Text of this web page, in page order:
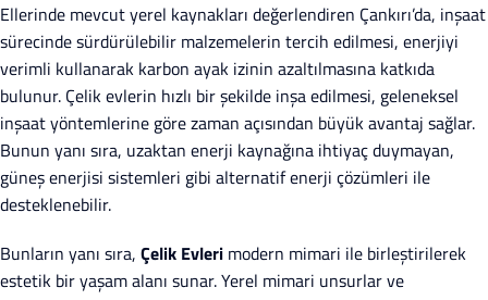
Ellerinde mevcut yerel kaynakları değerlendiren Çankırı’da, inşaat
sürecinde sürdürülebilir malzemelerin tercih edilmesi, enerjiyi
verimli kullanarak karbon ayak izinin azaltılmasına katkıda
bulunur. Çelik evlerin hızlı bir şekilde inşa edilmesi, geleneksel
inşaat yöntemlerine göre zaman açısından büyük avantaj sağlar.
Bunun yanı sıra, uzaktan enerji kaynağına ihtiyaç duymayan,
güneş enerjisi sistemleri gibi alternatif enerji çözümleri ile
desteklenebilir.
Bunların yanı sıra, Çelik Evleri modern mimari ile birleştirilerek
estetik bir yaşam alanı sunar. Yerel mimari unsurlar ve